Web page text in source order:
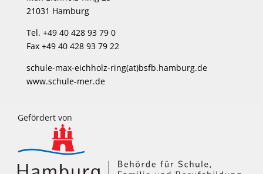
21031 Hamburg
Tel. +49 40 428 93 79 0
Fax +49 40 428 93 79 22
schule-max-eichholz-ring(at)bsfb.hamburg.de
www.schule-mer.de
Gefördert von